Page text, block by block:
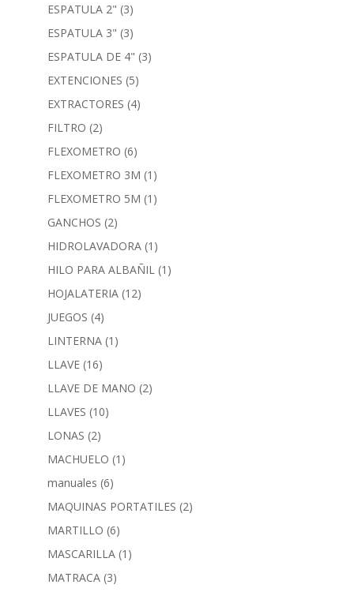
ESPATULA 2" (3)
ESPATULA 3" (3)
ESPATULA DE 4" (3)
EXTENCIONES (5)
EXTRACTORES (4)
FILTRO (2)
FLEXOMETRO (6)
FLEXOMETRO 3M (1)
FLEXOMETRO 5M (1)
GANCHOS (2)
HIDROLAVADORA (1)
HILO PARA ALBAÑIL (1)
HOJALATERIA (12)
JUEGOS (4)
LINTERNA (1)
LLAVE (16)
LLAVE DE MANO (2)
LLAVES (10)
LONAS (2)
MACHUELO (1)
manuales (6)
MAQUINAS PORTATILES (2)
MARTILLO (6)
MASCARILLA (1)
MATRACA (3)